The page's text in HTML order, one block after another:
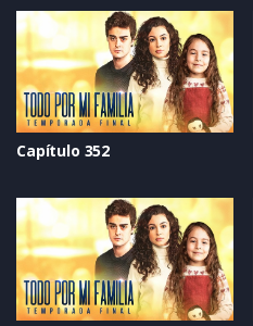
Capítulo 352